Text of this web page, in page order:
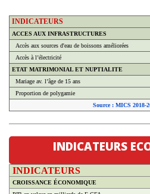
INDICATEURS
ACCES AUX INFRASTRUCTURES
Accès aux sources d'eau de boissons améliorées
Accès à l’électricité
ETAT MATRIMONIAL ET NUPTIALITE
Mariage av. l’âge de 15 ans
Proportion de polygamie
Source : MICS 2018-
INDICATEURS
INDICATEURS
CROISSANCE ÉCONOMIQUE
PIB en valeur en milliards de F CFA